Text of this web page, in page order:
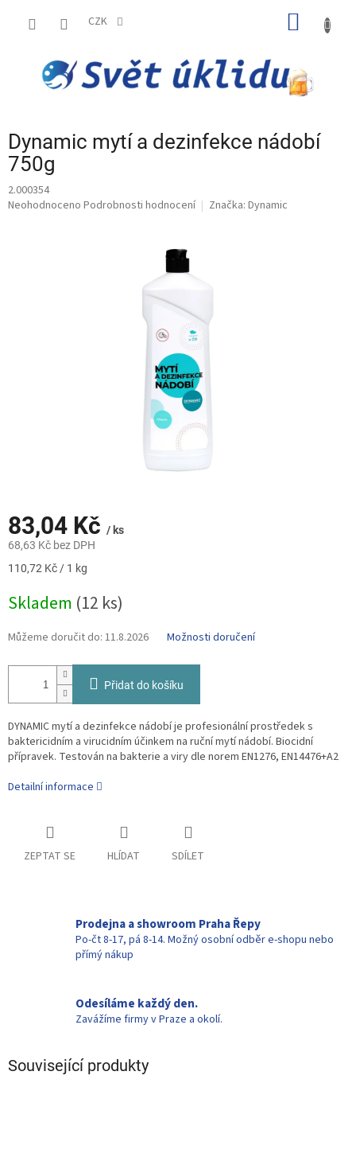
CZK
Dynamic mytí a dezinfekce nádobí
750g
2.000354
Průměrné
Neohodnoceno Podrobnosti hodnocení Značka: Dynamic
83,04 Kč / ks
68,63 Kč bez DPH
Měrná
110,72 Kč / 1 kg
Skladem (12 ks)
Můžeme doručit do: 11.8.2026 Možnosti doručení
Přidat do košíku
DYNAMIC mytí a dezinfekce nádobí je profesionální prostředek s
baktericidním a virucidním účinkem na ruční mytí nádobí. Biocidní
přípravek. Testován na bakterie a viry dle norem EN1276, EN14476+A2
Detailní informace
ZEPTAT SE HLÍDAT SDÍLET
Prodejna a showroom Praha Řepy
Po-čt 8-17, pá 8-14. Možný osobní odběr e-shopu nebo
přímý nákup
Odesíláme každý den.
Zavážíme firmy v Praze a okolí.
Související produkty